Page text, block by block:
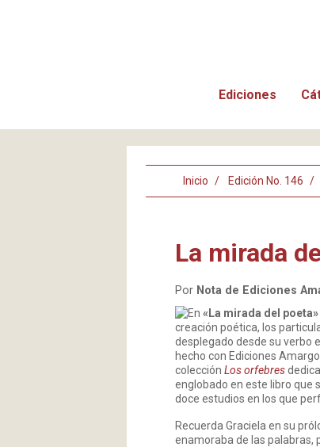
Ediciones
Inicio Edición No. 146
La mirada
Por Nota de Ediciones
En «La mirada del poeta»
creación poética, los
desplegado desde su verbo
hecho con Ediciones
colección Los orfebres
englobado en este libro que
doce estudios en los que
Recuerda Graciela en su
enamoraba de las palabras,